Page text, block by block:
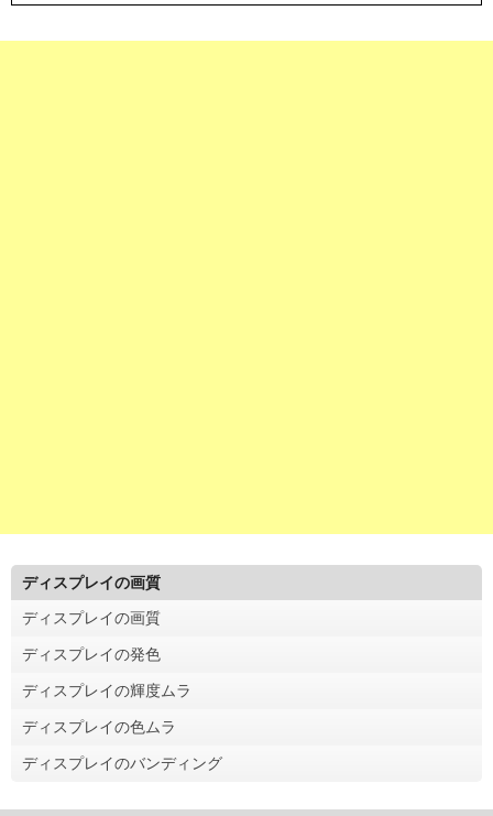
ディスプレイの画質
ディスプレイの画質
ディスプレイの発色
ディスプレイの輝度ムラ
ディスプレイの色ムラ
ディスプレイのバンディング